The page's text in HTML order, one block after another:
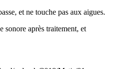
et ne touche pas aux aigues.
sonore après traitement, et